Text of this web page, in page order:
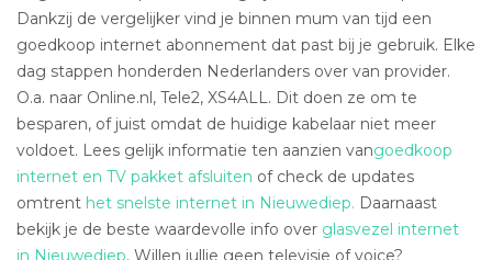
Dankzij de vergelijker vind je binnen mum van tijd een
goedkoop internet abonnement dat past bij je gebruik. Elke
dag stappen honderden Nederlanders over van provider.
O.a. naar Online.nl, Tele2, XS4ALL. Dit doen ze om te
besparen, of juist omdat de huidige kabelaar niet meer
voldoet. Lees gelijk informatie ten aanzien vangoedkoop
internet en TV pakket afsluiten of check de updates
omtrent het snelste internet in Nieuwediep. Daarnaast
bekijk je de beste waardevolle info over glasvezel internet
in Nieuwediep. Willen jullie geen televisie of voice?